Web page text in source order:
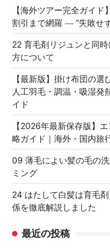
【海外ツアー完全ガイ
割引まで網羅 ― “失敗せ
22 育毛剤リジュンと同
方について
【最新版】掛け布団の選
人工羽毛・調温・吸湿
イド
【2026年最新保存版】
略ガイド｜海外・国内旅
09 薄毛によい髪の毛の
ミング
24 はたして白髪は育毛
係を徹底解説しました
最近の投稿